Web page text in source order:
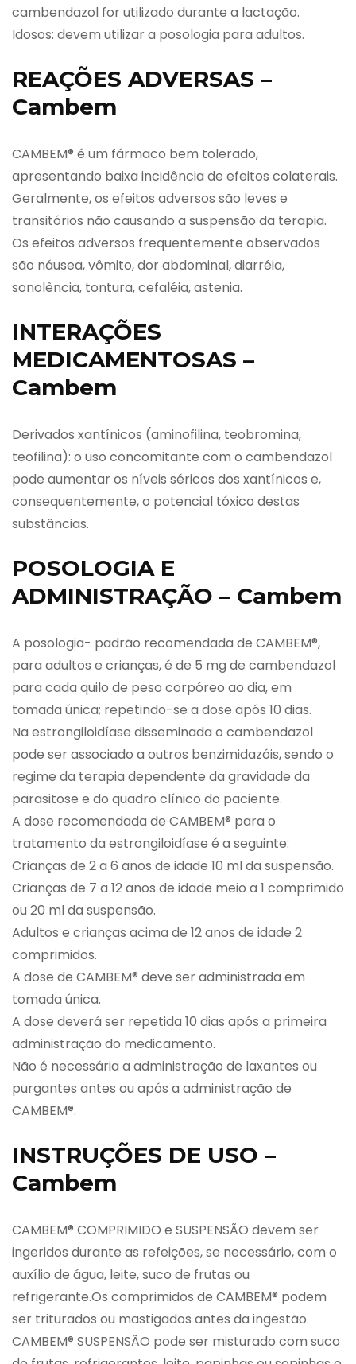
cambendazol for utilizado durante a lactação.
Idosos: devem utilizar a posologia para adultos.
REAÇÕES ADVERSAS –
Cambem
CAMBEM® é um fármaco bem tolerado,
apresentando baixa incidência de efeitos colaterais.
Geralmente, os efeitos adversos são leves e
transitórios não causando a suspensão da terapia.
Os efeitos adversos frequentemente observados
são náusea, vômito, dor abdominal, diarréia,
sonolência, tontura, cefaléia, astenia.
INTERAÇÕES
MEDICAMENTOSAS –
Cambem
Derivados xantínicos (aminofilina, teobromina,
teofilina): o uso concomitante com o cambendazol
pode aumentar os níveis séricos dos xantínicos e,
consequentemente, o potencial tóxico destas
substâncias.
POSOLOGIA E
ADMINISTRAÇÃO – Cambem
A posologia- padrão recomendada de CAMBEM®,
para adultos e crianças, é de 5 mg de cambendazol
para cada quilo de peso corpóreo ao dia, em
tomada única; repetindo-se a dose após 10 dias.
Na estrongiloidíase disseminada o cambendazol
pode ser associado a outros benzimidazóis, sendo o
regime da terapia dependente da gravidade da
parasitose e do quadro clínico do paciente.
A dose recomendada de CAMBEM® para o
tratamento da estrongiloidíase é a seguinte:
Crianças de 2 a 6 anos de idade 10 ml da suspensão.
Crianças de 7 a 12 anos de idade meio a 1 comprimido
ou 20 ml da suspensão.
Adultos e crianças acima de 12 anos de idade 2
comprimidos.
A dose de CAMBEM® deve ser administrada em
tomada única.
A dose deverá ser repetida 10 dias após a primeira
administração do medicamento.
Não é necessária a administração de laxantes ou
purgantes antes ou após a administração de
CAMBEM®.
INSTRUÇÕES DE USO –
Cambem
CAMBEM® COMPRIMIDO e SUSPENSÃO devem ser
ingeridos durante as refeições, se necessário, com o
auxílio de água, leite, suco de frutas ou
refrigerante.Os comprimidos de CAMBEM® podem
ser triturados ou mastigados antes da ingestão.
CAMBEM® SUSPENSÃO pode ser misturado com suco